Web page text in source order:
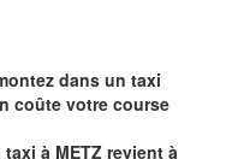
dans un taxi
coûte votre course
taxi à METZ revient à